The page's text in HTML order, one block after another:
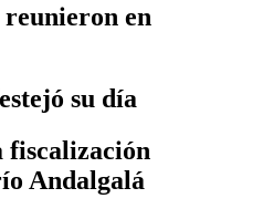
en
su día
Andalgalá